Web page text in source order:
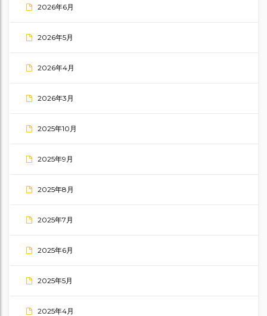
2026年6月
2026年5月
2026年4月
2026年3月
2025年10月
2025年9月
2025年8月
2025年7月
2025年6月
2025年5月
2025年4月